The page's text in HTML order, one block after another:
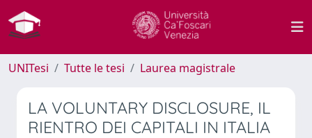
UNITesi Tutte le tesi Laurea magistrale
LA VOLUNTARY DISCLOSURE, IL
RIENTRO DEI CAPITALI IN ITALIA